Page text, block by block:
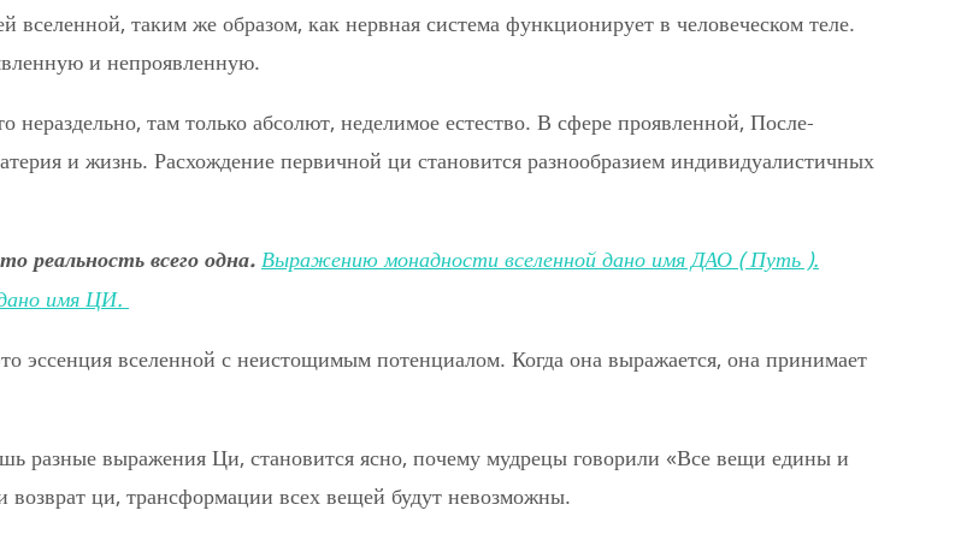
таким же образом, как нервная система функционирует в человеческом теле.
и непроявленную.
там только абсолют, неделимое естество. В сфере проявленной, После-
и жизнь. Расхождение первичной ци становится разнообразием индивидуалистичных
реальность всего одна. Выражению монадности вселенной дано имя ДАО ( Путь ).
имя ЦИ.
эссенция вселенной с неистощимым потенциалом. Когда она выражается, она принимает
разные выражения Ци, становится ясно, почему мудрецы говорили «Все вещи едины и
возврат ци, трансформации всех вещей будут невозможны.